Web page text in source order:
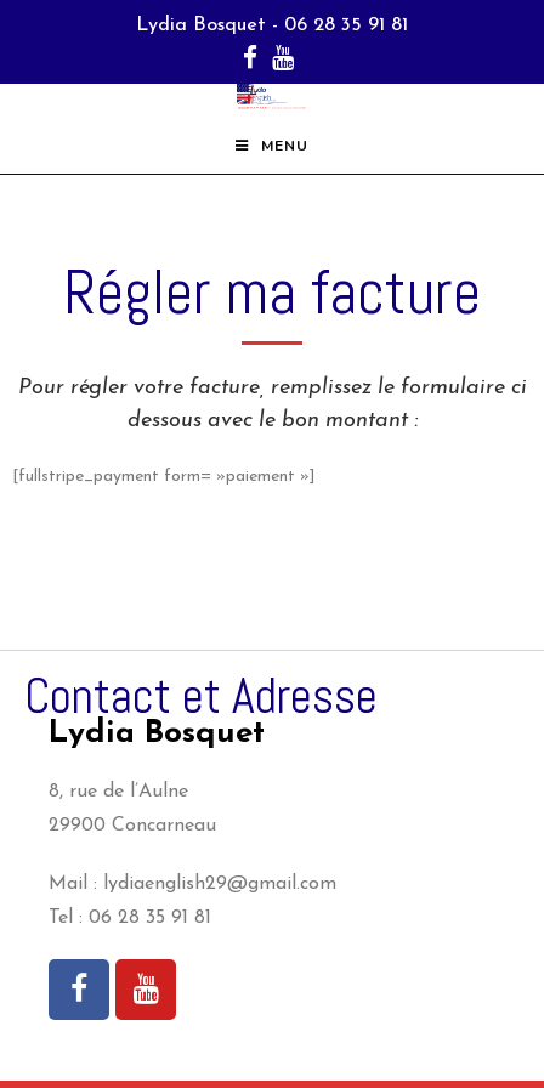
Lydia Bosquet - 06 28 35 91 81
MENU
Régler ma facture
Pour régler votre facture, remplissez le formulaire ci
dessous avec le bon montant :
[fullstripe_payment form= »paiement »]
Contact et Adresse
Lydia Bosquet
8, rue de l’Aulne
29900 Concarneau
Mail : lydiaenglish29@gmail.com
Tel : 06 28 35 91 81